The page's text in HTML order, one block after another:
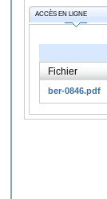
ACCÈS EN LIGNE
Fichier
ber-0846.pdf